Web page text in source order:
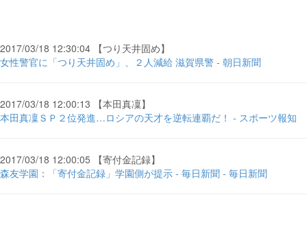
2017/03/18 12:30:04 【つり天井固め】
女性警官に「つり天井固め」、２人減給 滋賀県警 - 朝日新聞
2017/03/18 12:00:13 【本田真凜】
本田真凜ＳＰ２位発進…ロシアの天才を逆転連覇だ！ - スポーツ報知
2017/03/18 12:00:05 【寄付金記録】
森友学園：「寄付金記録」学園側が提示 - 毎日新聞 - 毎日新聞